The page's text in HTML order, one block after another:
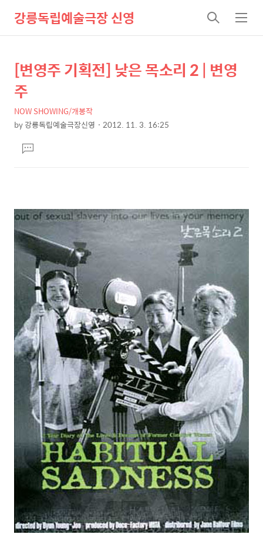
강릉독립예술극장 신영
검
색
메
뉴
상
세
컨
텐
본
문
제
목
[변영주 기획전] 낮은 목소리 2 | 변영
주
NOW SHOWING/개봉작
by강릉독립예술극장신영 2012. 11. 3. 16:25
문댓
글